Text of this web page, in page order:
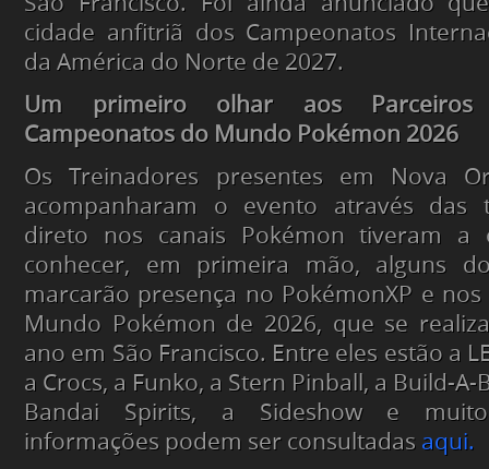
cidade anfitriã dos Campeonatos
da América do Norte de 2027.
Um primeiro olhar aos Parceiros
Campeonatos do Mundo Pokémon 2026
Os Treinadores presentes em Nova
acompanharam o evento através das
direto nos canais Pokémon tiveram a
conhecer, em primeira mão, alguns
marcarão presença no PokémonXP e
Mundo Pokémon de 2026, que se
ano em São Francisco. Entre eles estão a
a Crocs, a Funko, a Stern Pinball, a Build-A-
Bandai Spirits, a Sideshow e
informações podem ser consultadas aqui.